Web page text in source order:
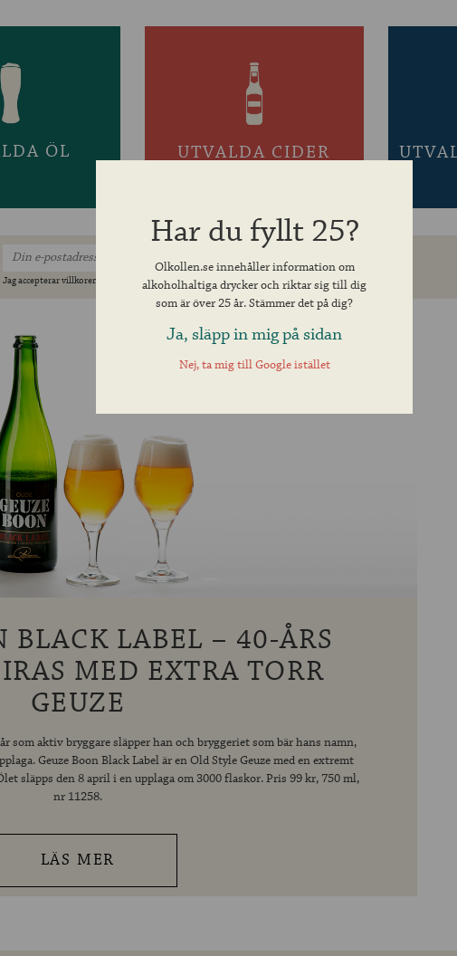
ÖL UTVALDA CIDER
Jag accepterar villkoren »
BLACK LABEL – 40-ÅRS
MED EXTRA TORR
GEUZE
som aktiv bryggare släpper han och bryggeriet som bär hans namn,
Geuze Boon Black Label är en Old Style Geuze med en extremt
släpps den 8 april i en upplaga om 3000 flaskor. Pris 99 kr, 750 ml,
nr 11258.
LÄS MER
Har du fyllt 25?
Olkollen.se innehåller information om
alkoholhaltiga drycker och riktar sig till dig
som är över 25 år. Stämmer det på dig?
Ja, släpp in mig på sidan
Nej, ta mig till Google istället